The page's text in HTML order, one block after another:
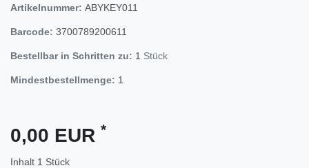
Artikelnummer: ABYKEY011
Barcode: 3700789200611
Bestellbar in Schritten zu: 1 Stück
Mindestbestellmenge: 1
0,00 EUR *
Inhalt 1 Stück